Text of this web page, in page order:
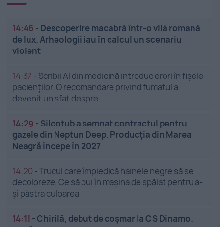
14:46 - Descoperire macabră într-o vilă romană
de lux. Arheologii iau în calcul un scenariu
violent
14:37 - Scribii AI din medicină introduc erori în fișele
pacienților. O recomandare privind fumatul a
devenit un sfat despre ...
14:29 - Silcotub a semnat contractul pentru
gazele din Neptun Deep. Producția din Marea
Neagră începe în 2027
14:20 -Trucul care împiedică hainele negre să se
decoloreze. Ce să pui în mașina de spălat pentru a-
și păstra culoarea
14:11 -Chirilă, debut de coșmar la CS Dinamo.